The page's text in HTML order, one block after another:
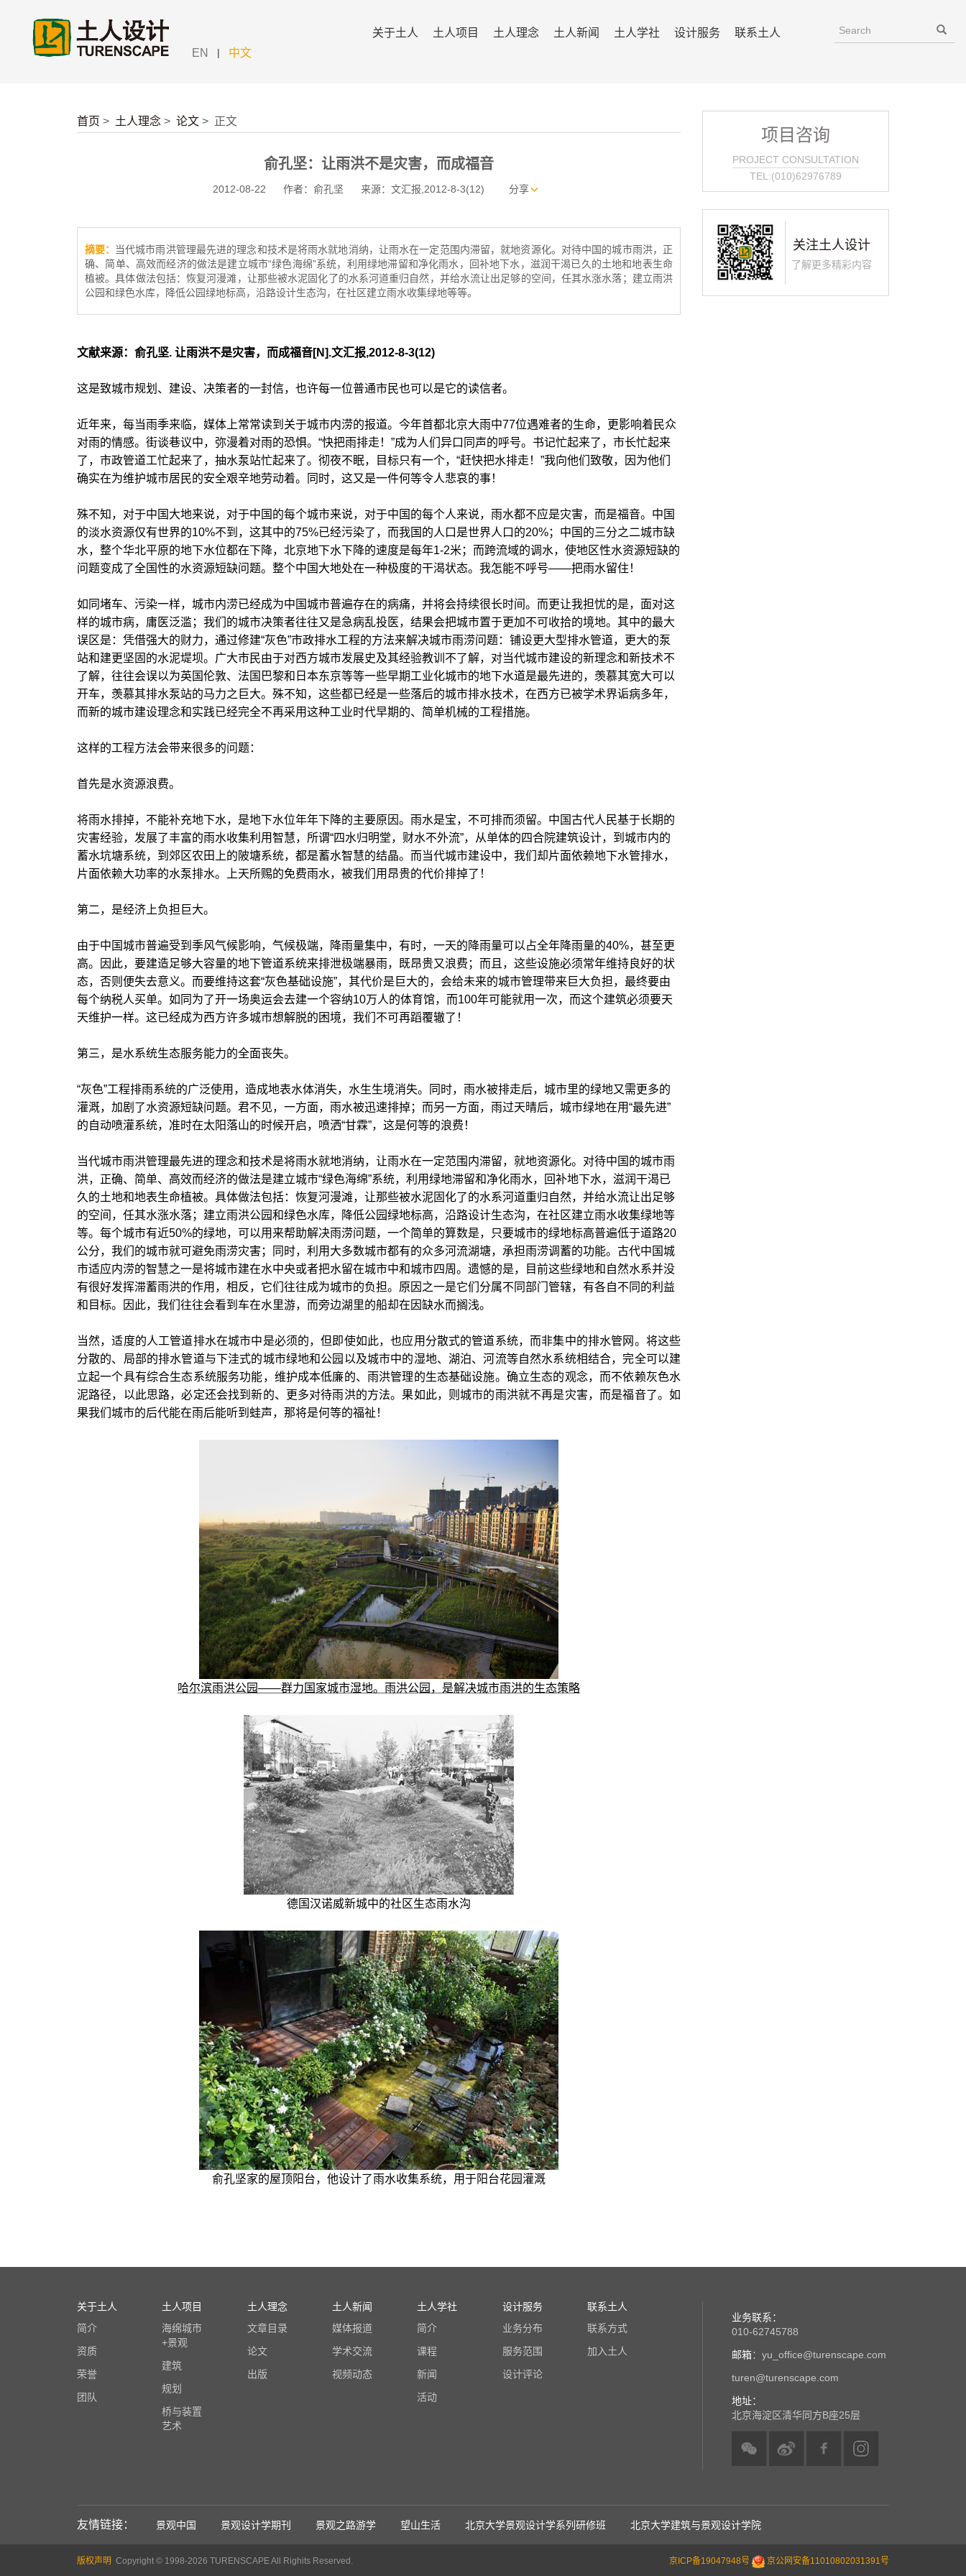
EN | 中文
关于土人 土人项目 土人理念 土人新闻 土人学社 设计服务 联系土人
首页 > 土人理念 > 论文 > 正文
俞孔坚：让雨洪不是灾害，而成福音
2012-08-22 作者：俞孔坚 来源：文汇报,2012-8-3(12) 分享
摘要：
当代城市雨洪管理最先进的理念和技术是将雨水就地消纳，让雨水在一定范围内滞留，就地资源化。对待中国的城市雨洪，正
确、简单、高效而经济的做法是建立城市“绿色海绵”系统，利用绿地滞留和净化雨水，回补地下水，滋润干渴已久的土地和地表生命
植被。具体做法包括：恢复河漫滩，让那些被水泥固化了的水系河道重归自然，并给水流让出足够的空间，任其水涨水落；建立雨洪
公园和绿色水库，降低公园绿地标高，沿路设计生态沟，在社区建立雨水收集绿地等等。
文献来源：俞孔坚. 让雨洪不是灾害，而成福音[N].文汇报,2012-8-3(12)
这是致城市规划、建设、决策者的一封信，也许每一位普通市民也可以是它的读信者。
近年来，每当雨季来临，媒体上常常读到关于城市内涝的报道。今年首都北京大雨中77位遇难者的生命，更影响着民众
对雨的情感。街谈巷议中，弥漫着对雨的恐惧。“快把雨排走！”成为人们异口同声的呼号。书记忙起来了，市长忙起来
了，市政管道工忙起来了，抽水泵站忙起来了。彻夜不眠，目标只有一个，“赶快把水排走！”我向他们致敬，因为他们
确实在为维护城市居民的安全艰辛地劳动着。同时，这又是一件何等令人悲哀的事！
殊不知，对于中国大地来说，对于中国的每个城市来说，对于中国的每个人来说，雨水都不应是灾害，而是福音。中国
的淡水资源仅有世界的10%不到，这其中的75%已经污染了，而我国的人口是世界人口的20%；中国的三分之二城市缺
水，整个华北平原的地下水位都在下降，北京地下水下降的速度是每年1-2米；而跨流域的调水，使地区性水资源短缺的
问题变成了全国性的水资源短缺问题。整个中国大地处在一种极度的干渴状态。我怎能不呼号——把雨水留住！
如同堵车、污染一样，城市内涝已经成为中国城市普遍存在的病痛，并将会持续很长时间。而更让我担忧的是，面对这
样的城市病，庸医泛滥；我们的城市决策者往往又是急病乱投医，结果会把城市置于更加不可收拾的境地。其中的最大
误区是：凭借强大的财力，通过修建“灰色”市政排水工程的方法来解决城市雨涝问题：铺设更大型排水管道，更大的泵
站和建更坚固的水泥堤坝。广大市民由于对西方城市发展史及其经验教训不了解，对当代城市建设的新理念和新技术不
了解，往往会误以为英国伦敦、法国巴黎和日本东京等等一些早期工业化城市的地下水道是最先进的，羡慕其宽大可以
开车，羡慕其排水泵站的马力之巨大。殊不知，这些都已经是一些落后的城市排水技术，在西方已被学术界诟病多年，
而新的城市建设理念和实践已经完全不再采用这种工业时代早期的、简单机械的工程措施。
这样的工程方法会带来很多的问题：
首先是水资源浪费。
将雨水排掉，不能补充地下水，是地下水位年年下降的主要原因。雨水是宝，不可排而须留。中国古代人民基于长期的
灾害经验，发展了丰富的雨水收集利用智慧，所谓“四水归明堂，财水不外流”，从单体的四合院建筑设计，到城市内的
蓄水坑塘系统，到郊区农田上的陂塘系统，都是蓄水智慧的结晶。而当代城市建设中，我们却片面依赖地下水管排水，
片面依赖大功率的水泵排水。上天所赐的免费雨水，被我们用昂贵的代价排掉了！
第二，是经济上负担巨大。
由于中国城市普遍受到季风气候影响，气候极端，降雨量集中，有时，一天的降雨量可以占全年降雨量的40%，甚至更
高。因此，要建造足够大容量的地下管道系统来排泄极端暴雨，既昂贵又浪费；而且，这些设施必须常年维持良好的状
态，否则便失去意义。而要维持这套“灰色基础设施”，其代价是巨大的，会给未来的城市管理带来巨大负担，最终要由
每个纳税人买单。如同为了开一场奥运会去建一个容纳10万人的体育馆，而100年可能就用一次，而这个建筑必须要天
天维护一样。这已经成为西方许多城市想解脱的困境，我们不可再蹈覆辙了！
第三，是水系统生态服务能力的全面丧失。
“灰色”工程排雨系统的广泛使用，造成地表水体消失，水生生境消失。同时，雨水被排走后，城市里的绿地又需更多的
灌溉，加剧了水资源短缺问题。君不见，一方面，雨水被迅速排掉；而另一方面，雨过天晴后，城市绿地在用“最先进”
的自动喷灌系统，准时在太阳落山的时候开启，喷洒“甘霖”，这是何等的浪费！
当代城市雨洪管理最先进的理念和技术是将雨水就地消纳，让雨水在一定范围内滞留，就地资源化。对待中国的城市雨
洪，正确、简单、高效而经济的做法是建立城市“绿色海绵”系统，利用绿地滞留和净化雨水，回补地下水，滋润干渴已
久的土地和地表生命植被。具体做法包括：恢复河漫滩，让那些被水泥固化了的水系河道重归自然，并给水流让出足够
的空间，任其水涨水落；建立雨洪公园和绿色水库，降低公园绿地标高，沿路设计生态沟，在社区建立雨水收集绿地等
等。每个城市有近50%的绿地，可以用来帮助解决雨涝问题，一个简单的算数是，只要城市的绿地标高普遍低于道路20
公分，我们的城市就可避免雨涝灾害；同时，利用大多数城市都有的众多河流湖塘，承担雨涝调蓄的功能。古代中国城
市适应内涝的智慧之一是将城市建在水中央或者把水留在城市中和城市四周。遗憾的是，目前这些绿地和自然水系并没
有很好发挥滞蓄雨洪的作用，相反，它们往往成为城市的负担。原因之一是它们分属不同部门管辖，有各自不同的利益
和目标。因此，我们往往会看到车在水里游，而旁边湖里的船却在因缺水而搁浅。
当然，适度的人工管道排水在城市中是必须的，但即使如此，也应用分散式的管道系统，而非集中的排水管网。将这些
分散的、局部的排水管道与下洼式的城市绿地和公园以及城市中的湿地、湖泊、河流等自然水系统相结合，完全可以建
立起一个具有综合生态系统服务功能，维护成本低廉的、雨洪管理的生态基础设施。确立生态的观念，而不依赖灰色水
泥路径，以此思路，必定还会找到新的、更多对待雨洪的方法。果如此，则城市的雨洪就不再是灾害，而是福音了。如
果我们城市的后代能在雨后能听到蛙声，那将是何等的福祉！
哈尔滨雨洪公园——群力国家城市湿地。雨洪公园，是解决城市雨洪的生态策略
德国汉诺威新城中的社区生态雨水沟
俞孔坚家的屋顶阳台，他设计了雨水收集系统，用于阳台花园灌溉
项目咨询
PROJECT CONSULTATION
TEL:(010)62976789
关注土人设计
了解更多精彩内容
业务联系：
010-62745788
邮箱：yu_office@turenscape.com
turen@turenscape.com
地址：
北京海淀区清华同方B座25层
关于土人
简介
资质
荣誉
团队
土人项目
海绵城市
+景观
建筑
规划
桥与装置
艺术
土人理念
文章目录
论文
出版
土人新闻
媒体报道
学术交流
视频动态
土人学社
简介
课程
新闻
活动
设计服务
业务分布
服务范围
设计评论
联系土人
联系方式
加入土人
友情链接： 景观中国 景观设计学期刊 景观之路游学 望山生活 北京大学景观设计学系列研修班 北京大学建筑与景观设计学院
版权声明 Copyright © 1998-2026 TURENSCAPE All Righits Reserved. 京ICP备19047948号 京公网安备11010802031391号